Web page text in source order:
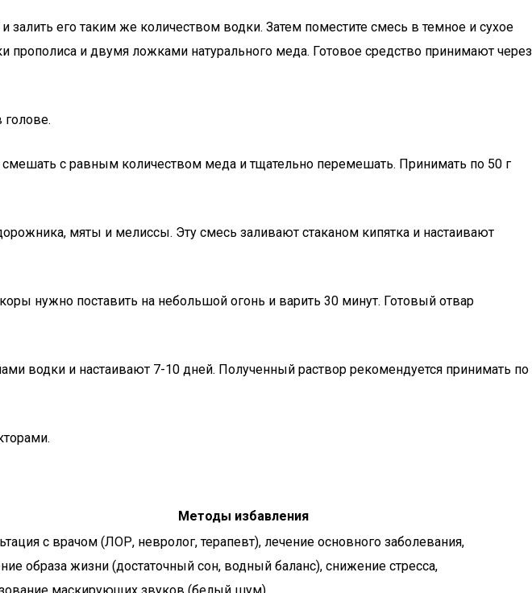
залить его таким же количеством водки. Затем поместите смесь в темное и сухое
прополиса и двумя ложками натурального меда. Готовое средство принимают через
с равным количеством меда и тщательно перемешать. Принимать по 50 г
мяты и мелиссы. Эту смесь заливают стаканом кипятка и настаивают
нужно поставить на небольшой огонь и варить 30 минут. Готовый отвар
водки и настаивают 7-10 дней. Полученный раствор рекомендуется принимать по
Методы избавления
с врачом (ЛОР, невролог, терапевт), лечение основного заболевания,
образа жизни (достаточный сон, водный баланс), снижение стресса,